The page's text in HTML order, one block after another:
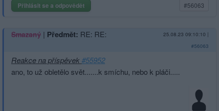
Přihlásit se a odpovědět #56063
Smazaný | Předmět: RE: RE: 25.08.23 09:10:10 |
#56063
Reakce na příspěvek#55952
ano, to už obletělo svět.......k smíchu, nebo k pláči.....